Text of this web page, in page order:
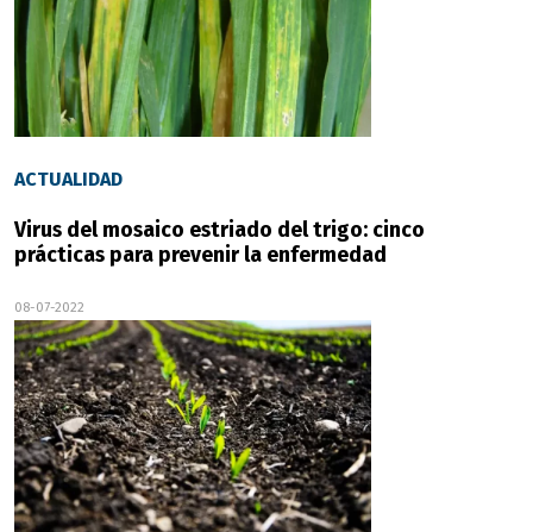
ACTUALIDAD
Virus del mosaico estriado del trigo: cinco
prácticas para prevenir la enfermedad
08-07-2022